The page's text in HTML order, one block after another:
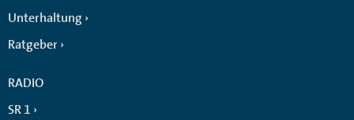
Unterhaltung
Ratgeber
RADIO
SR 1